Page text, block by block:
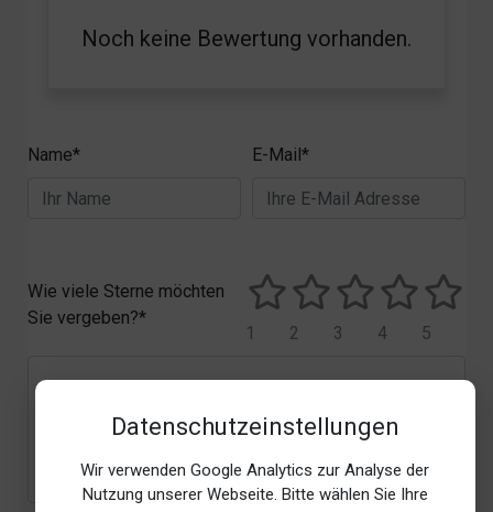
Datenschutzeinstellungen
Wir verwenden Google Analytics zur Analyse der
Nutzung unserer Webseite. Bitte wählen Sie Ihre
Noch keine Bewertung vorhanden.
Name* E-Mail*
Wie viele Sterne möchten
Sie vergeben?*
5
4
3
2
1